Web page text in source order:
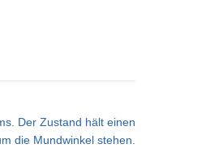
Der Zustand hält einen
die Mundwinkel stehen.